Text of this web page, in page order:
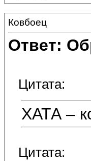
Ковбоец
Ответ:
Цитата:
ХАТА –
Цитата: